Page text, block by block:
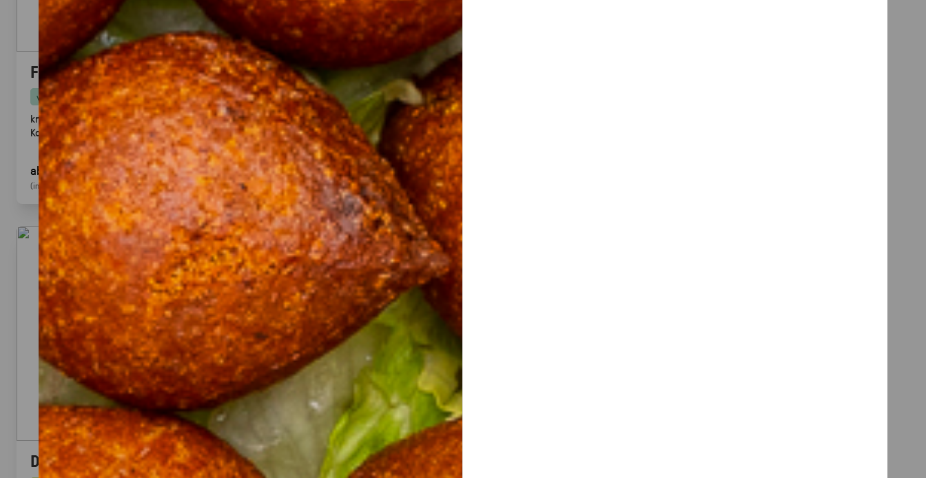
Falafel mit Tahini
vegan
knusprige Falafel aus Kichererbsen mit frischem
Koriander & Tahini.Fingerfood· ideal für Mezze &
Buffets
ab 25,00 € für 20Stück
(inkl. MwSt.)
35er Falafel-Halloumi Mix
vegan vegetarisch
Falafel und Halloumi mit zwei Soßen · kräftig,
handgemacht, zum teilen.Fingerfood
Veranstaltungen
39,50 €
(inkl. MwSt.)
Dubai Halloumi Platte (20 Stück) Halloumi Pesto Fries